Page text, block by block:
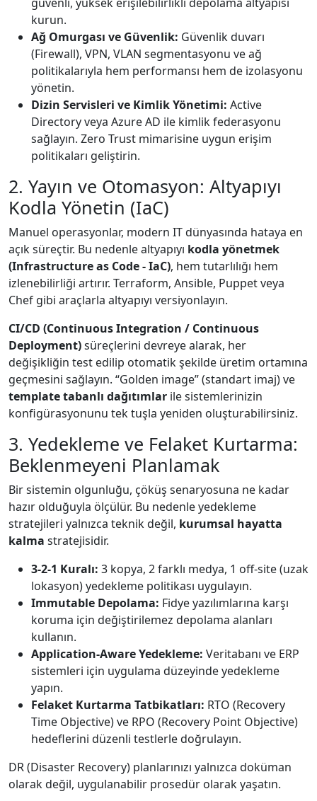
kurun.
Ağ Omurgası ve Güvenlik: Güvenlik duvarı
(Firewall), VPN, VLAN segmentasyonu ve ağ
politikalarıyla hem performansı hem de izolasyonu
yönetin.
Dizin Servisleri ve Kimlik Yönetimi: Active
Directory veya Azure AD ile kimlik federasyonu
sağlayın. Zero Trust mimarisine uygun erişim
politikaları geliştirin.
2. Yayın ve Otomasyon: Altyapıyı
Kodla Yönetin (IaC)
Manuel operasyonlar, modern IT dünyasında hataya en
açık süreçtir. Bu nedenle altyapıyı kodla yönetmek
(Infrastructure as Code - IaC), hem tutarlılığı hem
izlenebilirliği artırır. Terraform, Ansible, Puppet veya
Chef gibi araçlarla altyapıyı versiyonlayın.
CI/CD (Continuous Integration / Continuous
Deployment)süreçlerini devreye alarak, her
değişikliğin test edilip otomatik şekilde üretim ortamına
geçmesini sağlayın. “Golden image” (standart imaj) ve
template tabanlı dağıtımlar ile sistemlerinizin
konfigürasyonunu tek tuşla yeniden oluşturabilirsiniz.
3. Yedekleme ve Felaket Kurtarma:
Beklenmeyeni Planlamak
Bir sistemin olgunluğu, çöküş senaryosuna ne kadar
hazır olduğuyla ölçülür. Bu nedenle yedekleme
stratejileri yalnızca teknik değil, kurumsal hayatta
kalma stratejisidir.
3-2-1 Kuralı: 3 kopya, 2 farklı medya, 1 off-site (uzak
lokasyon) yedekleme politikası uygulayın.
Immutable Depolama: Fidye yazılımlarına karşı
koruma için değiştirilemez depolama alanları
kullanın.
Application-Aware Yedekleme: Veritabanı ve ERP
sistemleri için uygulama düzeyinde yedekleme
yapın.
Felaket Kurtarma Tatbikatları: RTO (Recovery
Time Objective) ve RPO (Recovery Point Objective)
hedeflerini düzenli testlerle doğrulayın.
DR (Disaster Recovery) planlarınızı yalnızca doküman
olarak değil, uygulanabilir prosedür olarak yaşatın.